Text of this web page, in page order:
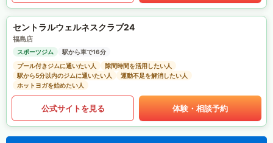
セントラルウェルネスクラブ24
福島店
スポーツジム
駅から車で16分
プール付きジムに通いたい人
隙間時間を活用したい人
駅から5分以内のジムに通いたい人
運動不足を解消したい人
ホットヨガを始めたい人
公式サイトを見る 体験・相談予約